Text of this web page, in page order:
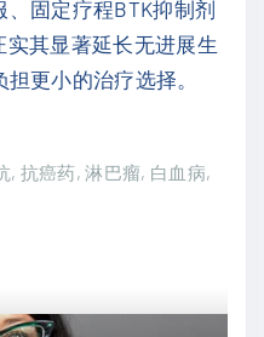
固定疗程BTK抑制剂
实其显著延长无进展生
更小的治疗选择。
抗癌药 淋巴瘤 白血病